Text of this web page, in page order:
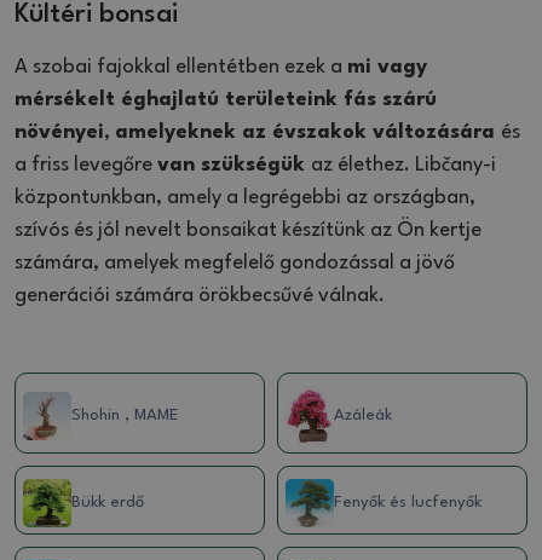
Kültéri bonsai
A szobai fajokkal ellentétben ezek a mi vagy
mérsékelt éghajlatú területeink fás szárú
növényei, amelyeknek az évszakok változására és
a friss levegőre van szükségük az élethez. Libčany-i
központunkban, amely a legrégebbi az országban,
szívós és jól nevelt bonsaikat készítünk az Ön kertje
számára, amelyek megfelelő gondozással a jövő
generációi számára örökbecsűvé válnak.
Shohin , MAME Azáleák
Bükk erdő Fenyők és lucfenyők